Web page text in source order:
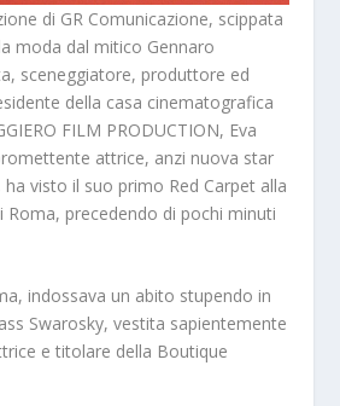
di GR Comunicazione, scippata
moda dal mitico Gennaro
sceneggiatore, produttore ed
della casa cinematografica
FILM PRODUCTION, Eva
attrice, anzi nuova star
visto il suo primo Red Carpet alla
Roma, precedendo di pochi minuti
indossava un abito stupendo in
Swarosky, vestita sapientemente
e titolare della Boutique